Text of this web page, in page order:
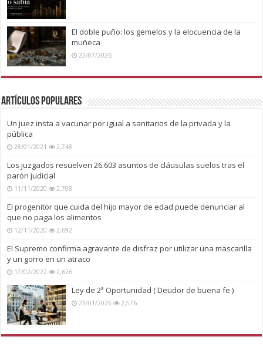
El doble puño: los gemelos y la elocuencia de la
muñeca
22/07/2026
Artículos Populares
Un juez insta a vacunar por igual a sanitarios de la privada y la
pública
28/01/2021 2,748
Los juzgados resuelven 26.603 asuntos de cláusulas suelos tras el
parón judicial
11/11/2020 2,708
El progenitor que cuida del hijo mayor de edad puede denunciar al
que no paga los alimentos
12/11/2020 2,692
El Supremo confirma agravante de disfraz por utilizar una mascarilla
y un gorro en un atraco
17/02/2022 2,626
Ley de 2ª Oportunidad ( Deudor de buena fe )
23/01/2025 2,576